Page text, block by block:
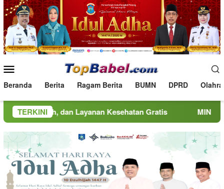
Loncat
ke
konten
Mobile
Beranda Berita Ragam Berita BUMN DPRD
TERKINI
Layanan Kesehatan Gratis MINDucation Kembali